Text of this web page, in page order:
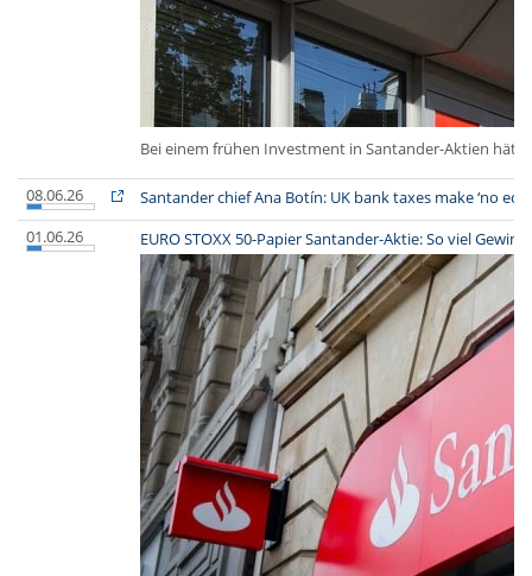
Bei einem frühen Investment in Santander-Aktien
08.06.26
Santander chief Ana Botín: UK bank taxes make ‘no
01.06.26
EURO STOXX 50-Papier Santander-Aktie: So viel